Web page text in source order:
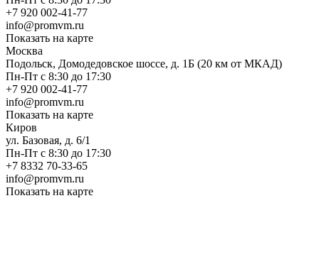
+7 920 002-41-77
info@promvm.ru
Показать на карте
Москва
Подольск, Домодедовское шоссе, д. 1Б (20 км от МКАД)
Пн-Пт с 8:30 до 17:30
+7 920 002-41-77
info@promvm.ru
Показать на карте
Киров
ул. Базовая, д. 6/1
Пн-Пт с 8:30 до 17:30
+7 8332 70-33-65
info@promvm.ru
Показать на карте